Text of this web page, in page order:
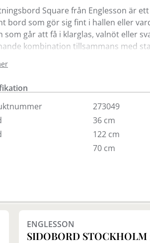
Square från Englesson är
bord som gör sig fint i hallen eller
som går att få i klarglas, valnöt eller
kombination tillsammans med
lampbord, soffbord samt bokhylla
273049
36 cm
122 cm
70 cm
ENGLESSON
SIDOBORD STOCKHOLM